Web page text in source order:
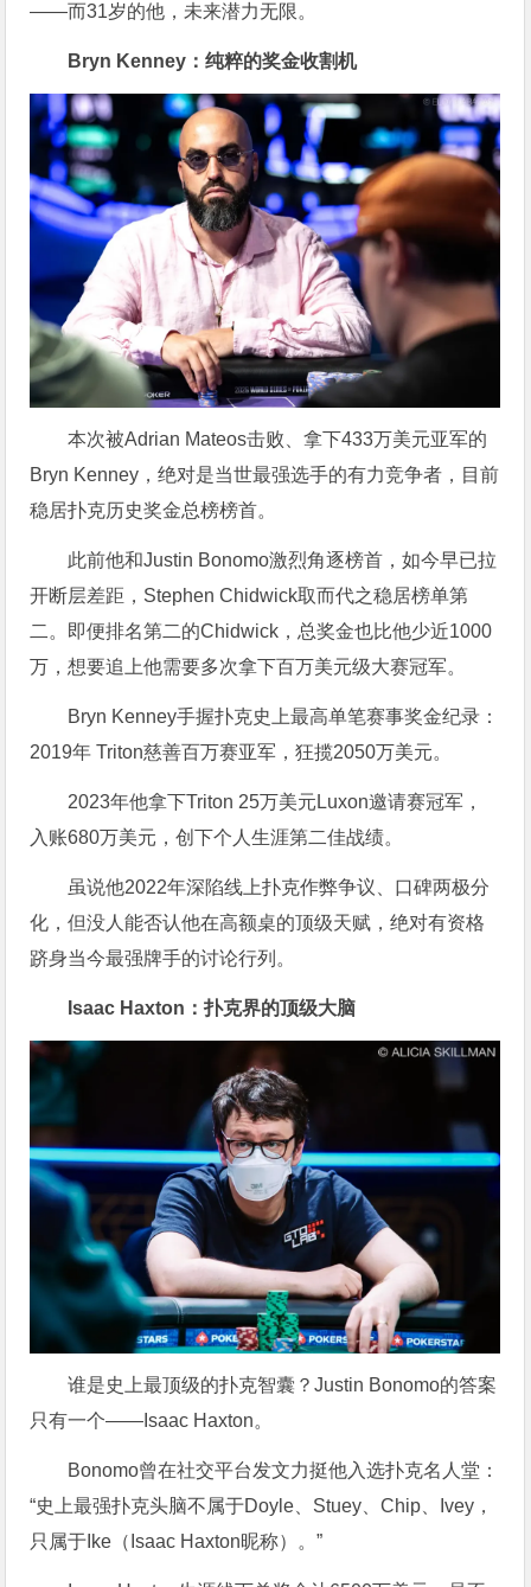
——而31岁的他，未来潜力无限。
Bryn Kenney：纯粹的奖金收割机
本次被Adrian Mateos击败、拿下433万美元亚军的
Bryn Kenney，绝对是当世最强选手的有力竞争者，目前
稳居扑克历史奖金总榜榜首。
此前他和Justin Bonomo激烈角逐榜首，如今早已拉
开断层差距，Stephen Chidwick取而代之稳居榜单第
二。即便排名第二的Chidwick，总奖金也比他少近1000
万，想要追上他需要多次拿下百万美元级大赛冠军。
Bryn Kenney手握扑克史上最高单笔赛事奖金纪录：
2019年 Triton慈善百万赛亚军，狂揽2050万美元。
2023年他拿下Triton 25万美元Luxon邀请赛冠军，
入账680万美元，创下个人生涯第二佳战绩。
虽说他2022年深陷线上扑克作弊争议、口碑两极分
化，但没人能否认他在高额桌的顶级天赋，绝对有资格
跻身当今最强牌手的讨论行列。
Isaac Haxton：扑克界的顶级大脑
谁是史上最顶级的扑克智囊？Justin Bonomo的答案
只有一个——Isaac Haxton。
Bonomo曾在社交平台发文力挺他入选扑克名人堂：
“史上最强扑克头脑不属于Doyle、Stuey、Chip、Ivey，
只属于Ike（Isaac Haxton昵称）。”